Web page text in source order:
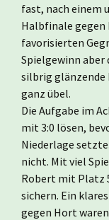
fast, nach einem
Halbfinale gegen
favorisierten
Spielgewinn aber
silbrig glänzende
ganz übel.
Die Aufgabe im
mit 3:0 lösen,
Niederlage
nicht. Mit viel
Robert mit Platz
sichern. Ein
gegen Hort